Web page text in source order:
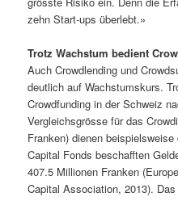
zehn Start-ups überlebt.»
Trotz Wachstum bedient
Auch Crowdlending und
deutlich auf Wachstumskurs.
Crowdfunding in der Schweiz
Vergleichsgrösse für das
Franken) dienen
Capital Fonds beschafften
407.5 Millionen Franken
Capital Association, 2013).